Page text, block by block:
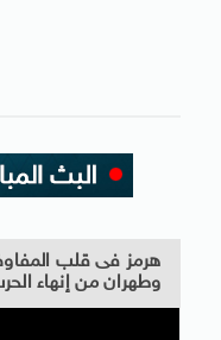
هرمز فى قلب
وطهران من إنهاء